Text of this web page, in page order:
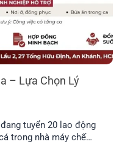
– Lựa Chọn Lý
tuyển 20 lao động
trong nhà máy chế